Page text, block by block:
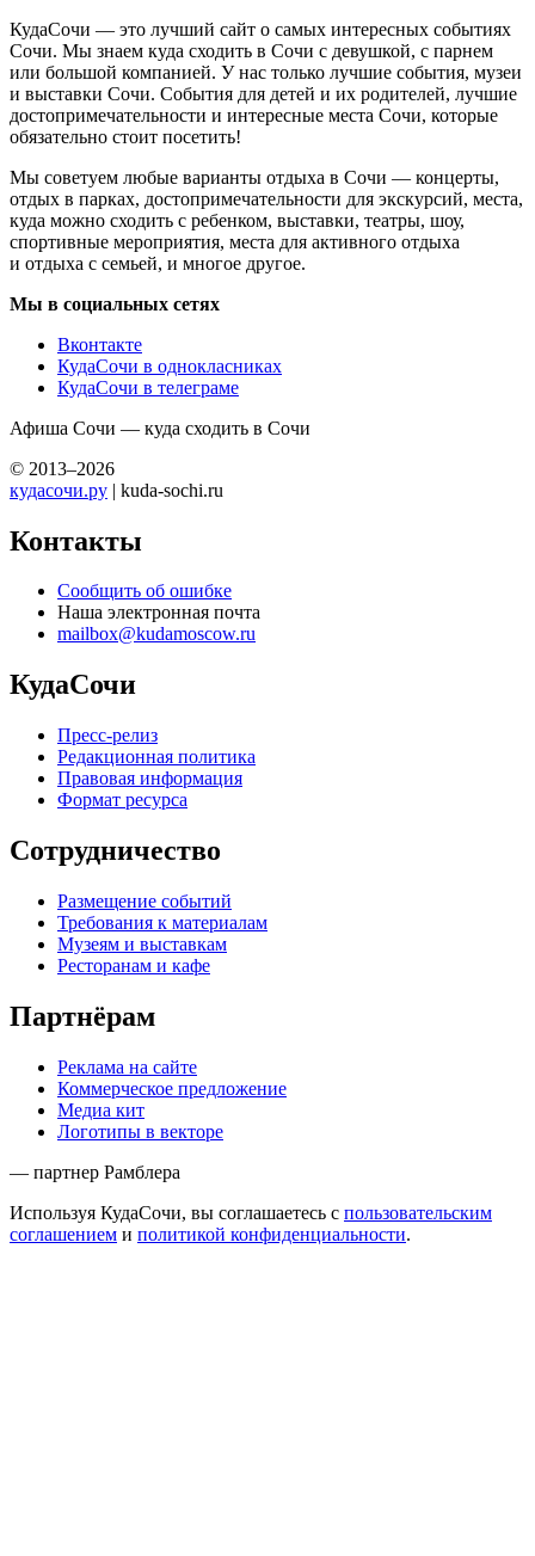
КудаСочи — это лучший сайт о самых интересных событиях
Сочи. Мы знаем куда сходить в Сочи с девушкой, с парнем
или большой компанией. У нас только лучшие события, музеи
и выставки Сочи. События для детей и их родителей, лучшие
достопримечательности и интересные места Сочи, которые
обязательно стоит посетить!
Мы советуем любые варианты отдыха в Сочи — концерты,
отдых в парках, достопримечательности для экскурсий, места,
куда можно сходить с ребенком, выставки, театры, шоу,
спортивные мероприятия, места для активного отдыха
и отдыха с семьей, и многое другое.
Мы в социальных сетях
Вконтакте
КудаСочи в однокласниках
КудаСочи в телеграме
Афиша Сочи — куда сходить в Сочи
© 2013–2026
кудасочи.ру | kuda-sochi.ru
Контакты
Сообщить об ошибке
Наша электронная почта
mailbox@kudamoscow.ru
КудаСочи
Пресс-релиз
Редакционная политика
Правовая информация
Формат ресурса
Сотрудничество
Размещение событий
Требования к материалам
Музеям и выставкам
Ресторанам и кафе
Партнёрам
Реклама на сайте
Коммерческое предложение
Медиа кит
Логотипы в векторе
— партнер Рамблера
Используя КудаСочи, вы соглашаетесь с пользовательским
соглашением и политикой конфиденциальности.